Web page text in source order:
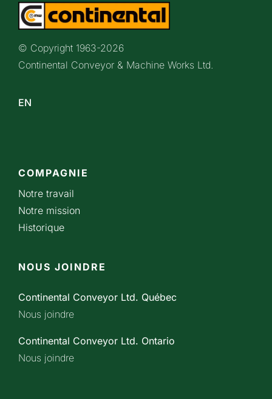
© Copyright 1963-2026
Continental Conveyor & Machine Works Ltd.
EN
COMPAGNIE
Notre travail
Notre mission
Historique
NOUS JOINDRE
Continental Conveyor Ltd. Québec
Nous joindre
Continental Conveyor Ltd. Ontario
Nous joindre